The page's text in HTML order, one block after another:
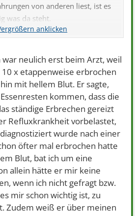
von anderen liest, ist es
was da steht.
der dauernd was neues hat
war neulich erst beim Arzt, weil
x etappenweise erbrochen
mit hellem Blut. Er sagte,
kommen, dass die
ständige Erbrechen gereizt
Refluxkrankheit vorbelastet,
wurde nach einer
öfter mal erbrochen hatte
Blut, bat ich um eine
allein hätte er mir keine
wenn ich nicht gefragt bzw.
mir schon wichtig ist, zu
Zudem weiß er über meinen